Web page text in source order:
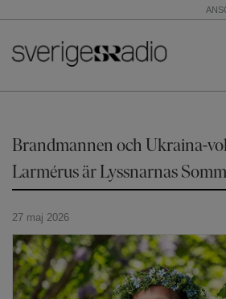
Brandmannen och Ukraina-
Larmérus är Lyssnarnas
27 maj 2026